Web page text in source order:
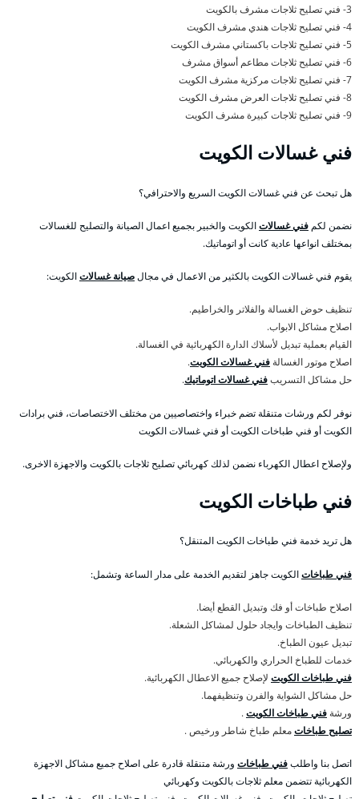
3- فني تصليح ثلاجات مشرف بالكويت
4- فني تصليح ثلاجات هندي مشرف الكويت
5- فني تصليح ثلاجات باكستاني مشرف الكويت
6- فني تصليح ثلاجات مطاعم أسواق مشرف
7- فني تصليح ثلاجات مركزية مشرف الكويت
8- فني تصليح ثلاجات العرض مشرف الكويت
9- فني تصليح ثلاجات كبيرة مشرف الكويت
فني غسالات الكويت
هل تبحث عن فني غسالات الكويت السريع والاحترافي؟
نضمن لكم فني غسالاتالكويت والخبير بجميع اعمال الصيانة والتصليح للغسالات
بمختلف انواعها عادية كانت أو اتوماتيك.
يقوم فني غسالات الكويت بالكثير من الاعمال في مجالصيانة غسالاتالكويت:
تنظيف حوض الغسالة والفلاتر والخراطيم.
اصلاح مشاكل الابواب.
القيام بعملية تبديل لأسلاك الدارة الكهربائية في الغسالة.
اصلاح موتور الغسالة فني غسالات الكويت.
حل مشاكل التسريبفني غسالات اتوماتيك.
نوفر لكم ورشات متنقلة تضم خبراء واختصاصيين من مختلف الاختصاصات، فني برادات
الكويت أو فني طباخات الكويت أو فني غسالات الكويت
ولإصلاح اعطال الكهرباء نضمن لذلك كهربائي تصليح ثلاجات بالكويت والاجهزة الاخرى.
فني طباخات الكويت
هل تريد خدمة فني طباخات الكويت المتنقل؟
فني طباخاتالكويت جاهز لتقديم الخدمة على مدار الساعة وتشمل:
اصلاح طباخات أو فك وتبديل القطع أيضا.
تنظيف الطباخات وايجاد حلول لمشاكل الشعلة.
تبديل عيون الطباخ.
خدمات للطباخ الحراري والكهربائي.
فني طباخات الكويت لإصلاح جميع الاعطال الكهربائية.
حل مشاكل الشواية والفرن وتنظيفهما.
ورشة فني طباخات الكويت.
تصليح طباخاتمعلم طباخ شاطر ورخيص .
اتصل بنا واطلبفني طباخات ورشة متنقلة قادرة على اصلاح جميع مشاكل الاجهزة
الكهربائية تتضمن معلم ثلاجات بالكويت وكهربائي